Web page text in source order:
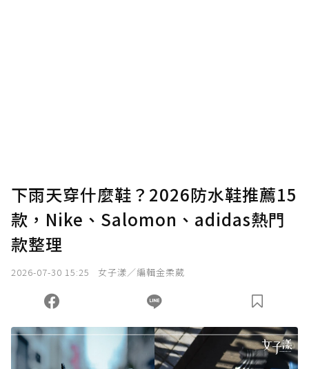
下雨天穿什麼鞋？2026防水鞋推薦15
款，Nike、Salomon、adidas熱門
款整理
2026-07-30 15:25 女子漾／編輯金柔葳